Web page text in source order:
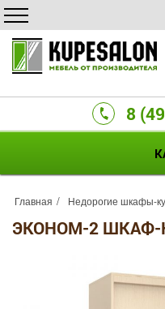
8
Главная Недорогие шкафы-
ЭКОНОМ-2 ШКАФ-